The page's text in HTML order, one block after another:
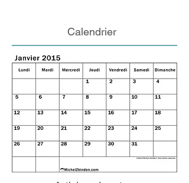
Calendrier